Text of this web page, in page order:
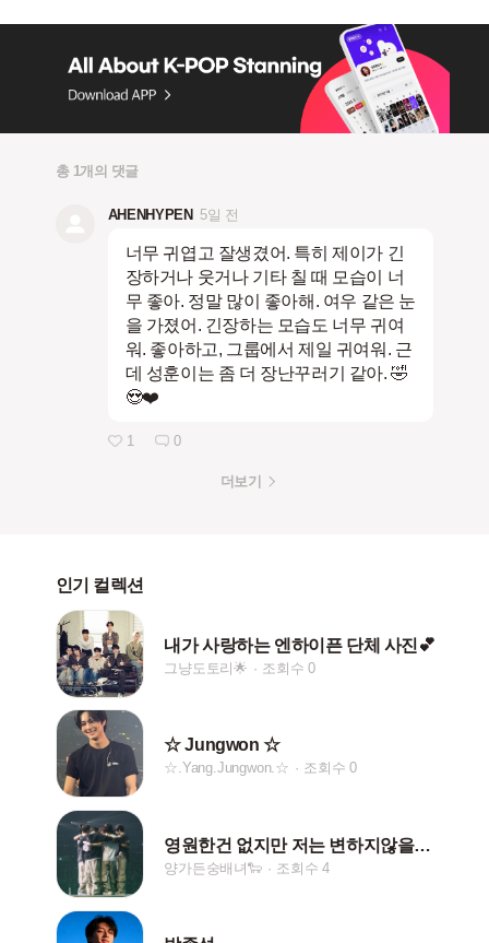
총 1개의 댓글
AHENHYPEN 5일 전
너무 귀엽고 잘생겼어. 특히 제이가 긴
장하거나 웃거나 기타 칠 때 모습이 너
무 좋아. 정말 많이 좋아해. 여우 같은 눈
을 가졌어. 긴장하는 모습도 너무 귀여
워. 좋아하고, 그룹에서 제일 귀여워. 근
데 성훈이는 좀 더 장난꾸러기 같아. 🤣
😍❤️
1 0
더보기
인기 컬렉션
내가 사랑하는 엔하이픈 단체 사진💕
그냥도토리🌟 조회수 0
☆ Jungwon ☆
☆.Yang.Jungwon.☆ 조회수 0
영원한건 없지만 저는 변하지않을거예요
양가든숭배녀🐑 조회수 4